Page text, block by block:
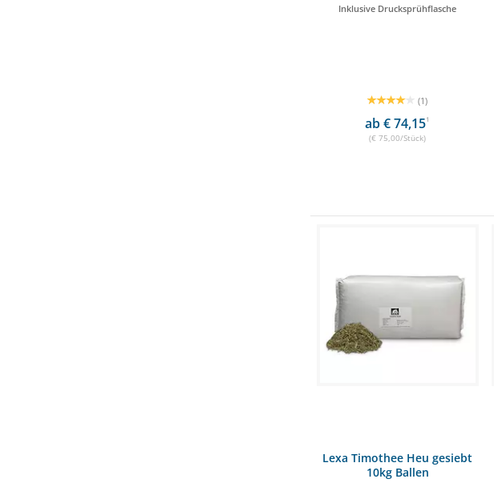
Inklusive Drucksprühflasche
(1)
ab € 74,151
(€ 75,00/Stück)
Lexa Timothee Heu gesiebt
10kg Ballen